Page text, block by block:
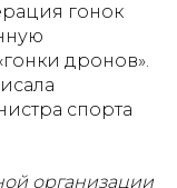
гонок
дронов».
спорта
организации